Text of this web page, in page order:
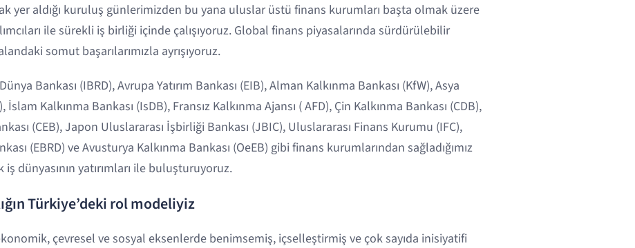
yer aldığı kuruluş günlerimizden bu yana uluslar üstü finans kurumları başta olmak üzere
ile sürekli iş birliği içinde çalışıyoruz. Global finans piyasalarında sürdürülebilir
somut başarılarımızla ayrışıyoruz.
Bankası (IBRD), Avrupa Yatırım Bankası (EIB), Alman Kalkınma Bankası (KfW), Asya
İslam Kalkınma Bankası (IsDB), Fransız Kalkınma Ajansı ( AFD), Çin Kalkınma Bankası (CDB),
(CEB), Japon Uluslararası İşbirliği Bankası (JBIC), Uluslararası Finans Kurumu (IFC),
(EBRD) ve Avusturya Kalkınma Bankası (OeEB) gibi finans kurumlarından sağladığımız
dünyasının yatırımları ile buluşturuyoruz.
Türkiye’deki rol modeliyiz
çevresel ve sosyal eksenlerde benimsemiş, içselleştirmiş ve çok sayıda inisiyatifi